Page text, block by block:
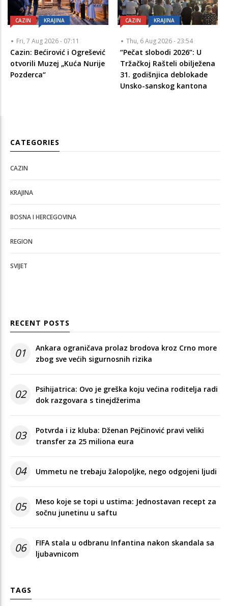
CAZIN KRAJINA
Fri, 7 Aug 2026 - 07:11
Cazin: Bećirović i Ogrešević
otvorili Muzej „Kuća Nurije
Pozderca“
CAZIN KRAJINA
Thu, 6 Aug 2026 - 23:54
“Pečat slobodi 2026”: U
Tržačkoj Rašteli obilježena
31. godišnjica deblokade
Unsko-sanskog kantona
CATEGORIES
CAZIN
KRAJINA
BOSNA I HERCEGOVINA
REGION
SVIJET
RECENT POSTS
01
Ankara ograničava prolaz brodova kroz Crno more
zbog sve većih sigurnosnih rizika
02
Psihijatrica: Ovo je greška koju većina roditelja radi
dok razgovara s tinejdžerima
03
Potvrda i iz kluba: Dženan Pejčinović pravi veliki
transfer za 25 miliona eura
04 Ummetu ne trebaju žalopoljke, nego odgojeni ljudi
05
Meso koje se topi u ustima: Jednostavan recept za
sočnu junetinu u saftu
06
FIFA stala u odbranu Infantina nakon skandala sa
ljubavnicom
TAGS